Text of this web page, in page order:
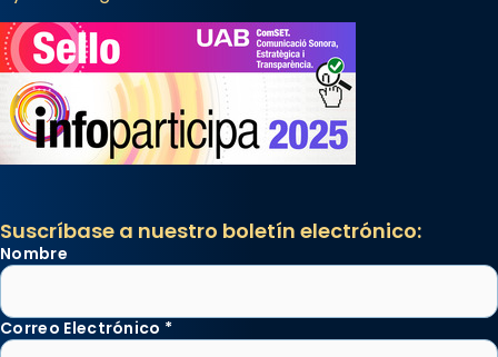
Suscríbase a nuestro boletín electrónico:
Nombre
Correo Electrónico *